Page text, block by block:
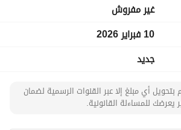
غير مفروش
10 فبراير 2026
جديد
بتحويل أي مبلغ إلا عبر القنوات الرسمية لضمان
يعرضك للمساءلة القانونية.